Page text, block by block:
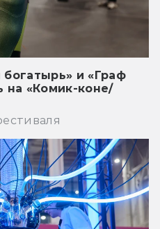
и «Граф
на «Комик-коне/